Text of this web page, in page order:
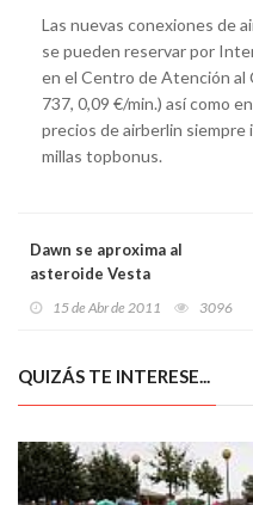
Las nuevas conexiones de
se pueden reservar por
en el Centro de Atención al
737, 0,09 €/min.) así como
precios de airberlin
millas topbonus.
Dawn se aproxima al
asteroide Vesta
15 de Abr de 2011 3096
QUIZÁS TE INTERESE...